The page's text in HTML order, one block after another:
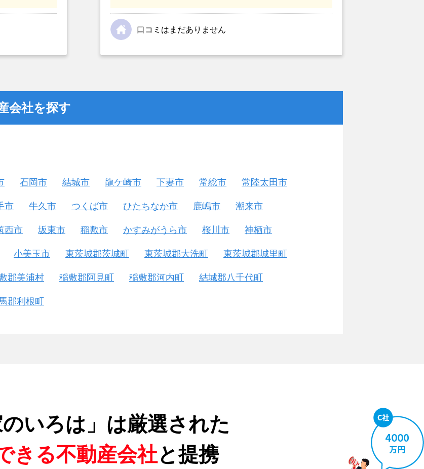
口コミはまだありません
会社を探す
石岡市 結城市 龍ケ崎市 下妻市 常総市 常陸太田市
市 牛久市 つくば市 ひたちなか市 鹿嶋市 潮来市
西市 坂東市 稲敷市 かすみがうら市 桜川市 神栖市
小美玉市 東茨城郡茨城町 東茨城郡大洗町 東茨城郡城里町
郡美浦村 稲敷郡阿見町 稲敷郡河内町 結城郡八千代町
郡利根町
のいろは」は厳選された
きる不動産会社と提携